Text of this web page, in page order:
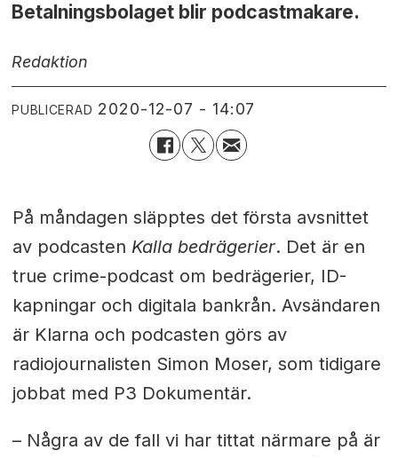
Betalningsbolaget blir podcastmakare.
Redaktion
PUBLICERAD 2020-12-07 - 14:07
På måndagen släpptes det första avsnittet
av podcasten Kalla bedrägerier. Det är en
true crime-podcast om bedrägerier, ID-
kapningar och digitala bankrån. Avsändaren
är Klarna och podcasten görs av
radiojournalisten Simon Moser, som tidigare
jobbat med P3 Dokumentär.
– Några av de fall vi har tittat närmare på är